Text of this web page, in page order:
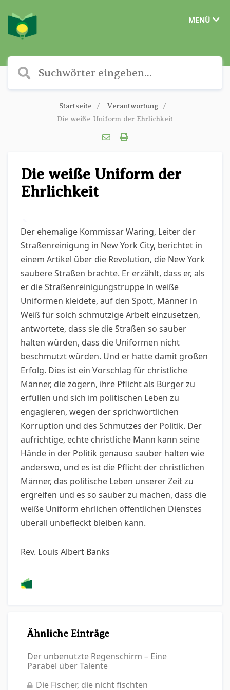
MENÜ
Startseite
Verantwortung
Die weiße Uniform der Ehrlichkeit
Die weiße Uniform der
Ehrlichkeit
Der ehemalige Kommissar Waring, Leiter der
Straßenreinigung in New York City, berichtet in
einem Artikel über die Revolution, die New York
saubere Straßen brachte. Er erzählt, dass er, als
er die Straßenreinigungstruppe in weiße
Uniformen kleidete, auf den Spott, Männer in
Weiß für solch schmutzige Arbeit einzusetzen,
antwortete, dass sie die Straßen so sauber
halten würden, dass die Uniformen nicht
beschmutzt würden. Und er hatte damit großen
Erfolg. Dies ist ein Vorschlag für christliche
Männer, die zögern, ihre Pflicht als Bürger zu
erfüllen und sich im politischen Leben zu
engagieren, wegen der sprichwörtlichen
Korruption und des Schmutzes der Politik. Der
aufrichtige, echte christliche Mann kann seine
Hände in der Politik genauso sauber halten wie
anderswo, und es ist die Pflicht der christlichen
Männer, das politische Leben unserer Zeit zu
ergreifen und es so sauber zu machen, dass die
weiße Uniform ehrlichen öffentlichen Dienstes
überall unbefleckt bleiben kann.
Rev. Louis Albert Banks
Ähnliche Einträge
Der unbenutzte Regenschirm – Eine
Parabel über Talente
Die Fischer, die nicht fischten